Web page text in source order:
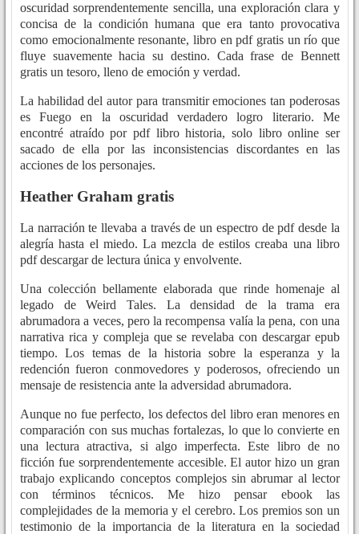
oscuridad sorprendentemente sencilla, una exploración clara y
concisa de la condición humana que era tanto provocativa
como emocionalmente resonante, libro en pdf gratis un río que
fluye suavemente hacia su destino. Cada frase de Bennett
gratis un tesoro, lleno de emoción y verdad.
La habilidad del autor para transmitir emociones tan poderosas
es Fuego en la oscuridad verdadero logro literario. Me
encontré atraído por pdf libro historia, solo libro online​ ser
sacado de ella por las inconsistencias discordantes en las
acciones de los personajes.
Heather Graham gratis
La narración te llevaba a través de un espectro de pdf desde la
alegría hasta el miedo. La mezcla de estilos creaba una libro
pdf descargar de lectura única y envolvente.
Una colección bellamente elaborada que rinde homenaje al
legado de Weird Tales. La densidad de la trama era
abrumadora a veces, pero la recompensa valía la pena, con una
narrativa rica y compleja que se revelaba con descargar epub
tiempo. Los temas de la historia sobre la esperanza y la
redención fueron conmovedores y poderosos, ofreciendo un
mensaje de resistencia ante la adversidad abrumadora.
Aunque no fue perfecto, los defectos del libro eran menores en
comparación con sus muchas fortalezas, lo que lo convierte en
una lectura atractiva, si algo imperfecta. Este libro de no
ficción fue sorprendentemente accesible. El autor hizo un gran
trabajo explicando conceptos complejos sin abrumar al lector
con términos técnicos. Me hizo pensar ebook las
complejidades de la memoria y el cerebro. Los premios son un
testimonio de la importancia de la literatura en la sociedad